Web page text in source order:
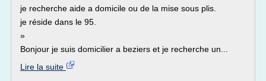
je recherche aide a domicile ou de la mise sous plis.
je réside dans le 95.
»
Bonjour je suis domicilier a beziers et je recherche un...
Lire la suite